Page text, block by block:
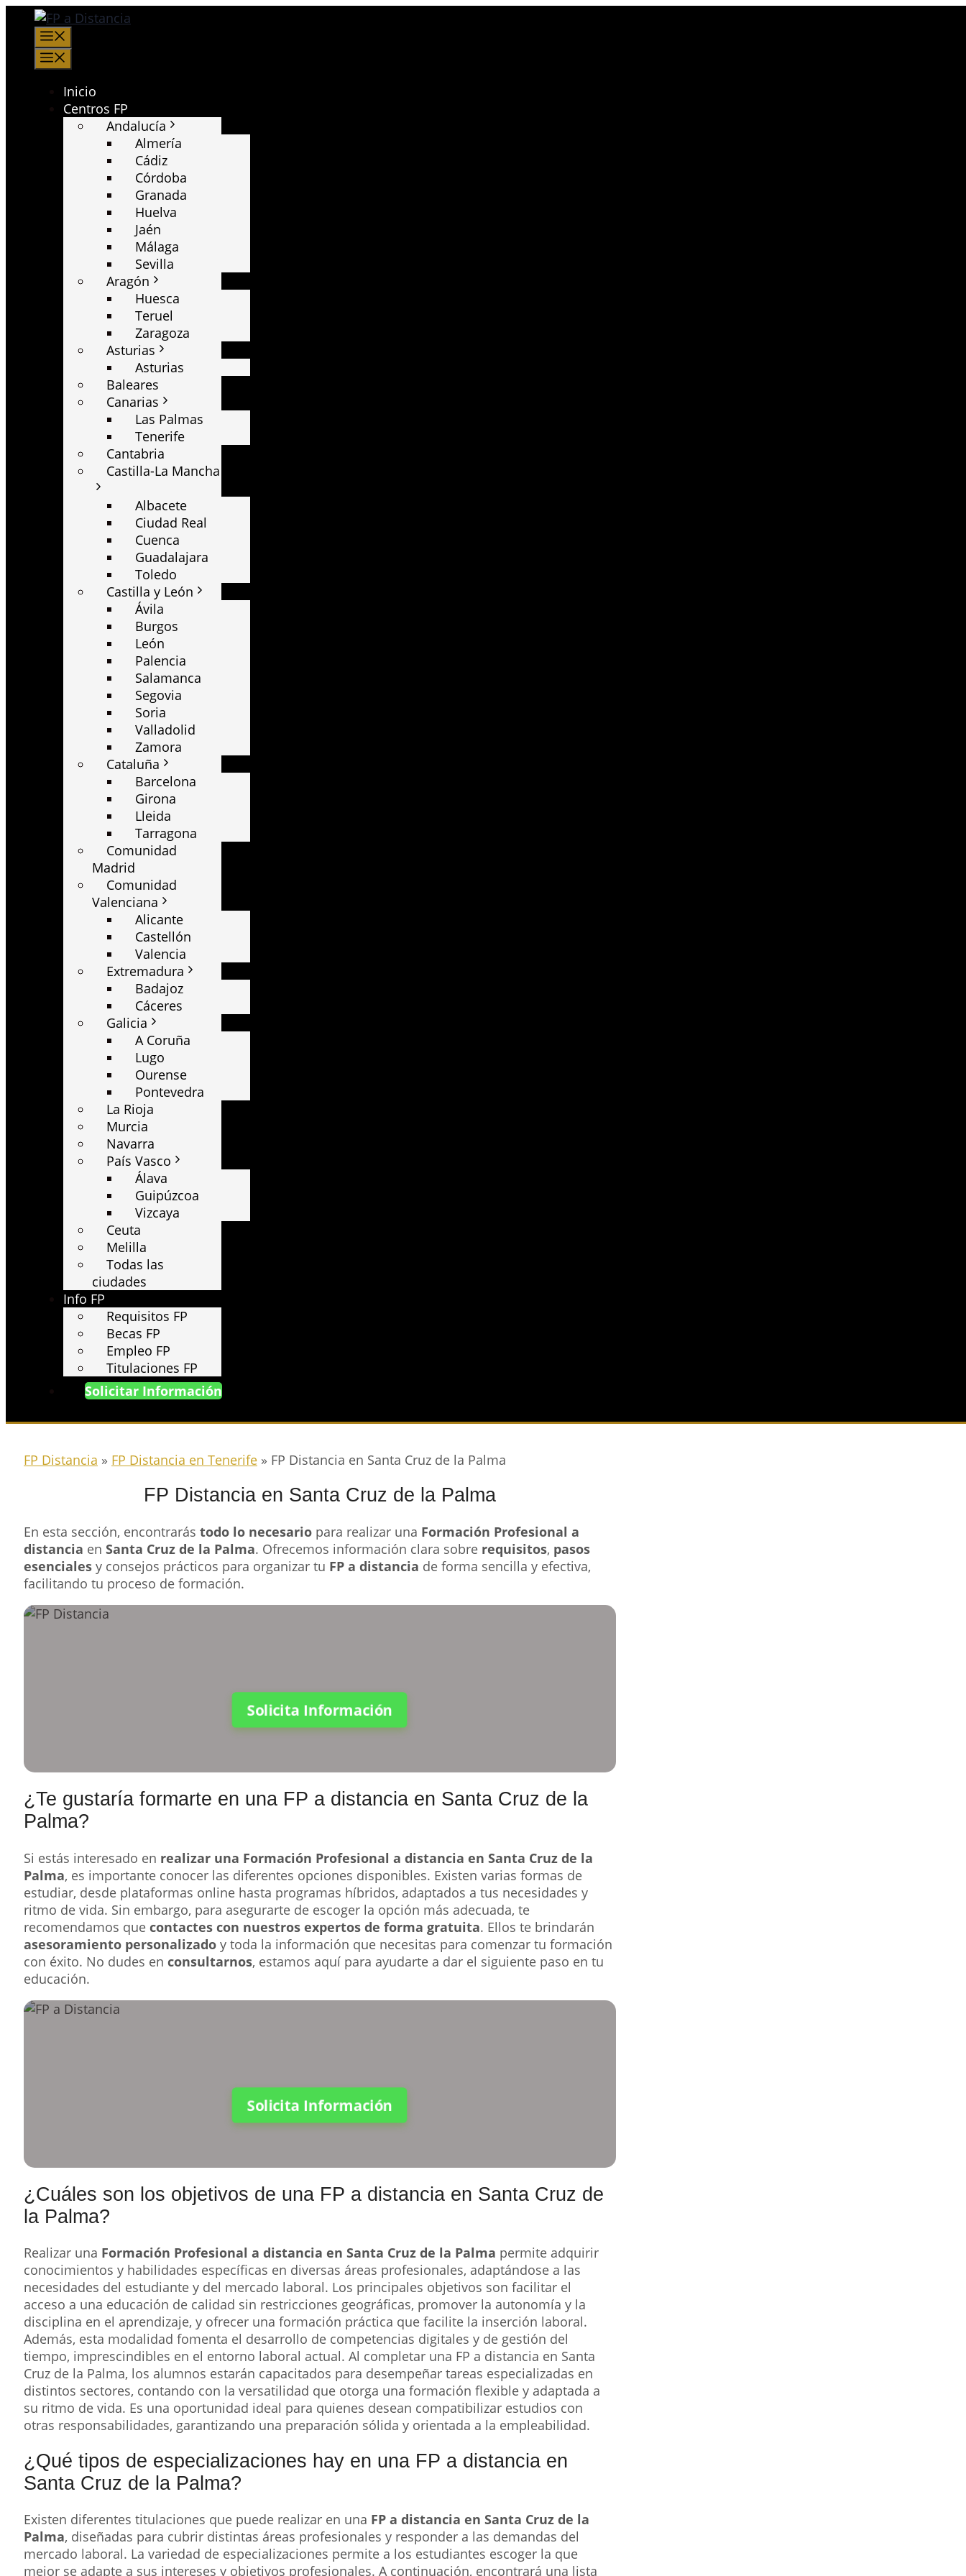
Saltar
contenido
Inicio
Centros FP
Andalucía
Almería
Cádiz
Córdoba
Granada
Huelva
Jaén
Málaga
Sevilla
Aragón
Huesca
Teruel
Zaragoza
Asturias
Asturias
Baleares
Canarias
Las Palmas
Tenerife
Cantabria
Castilla-La Mancha
Albacete
Ciudad Real
Cuenca
Guadalajara
Toledo
Castilla y León
Ávila
Burgos
León
Palencia
Salamanca
Segovia
Soria
Valladolid
Zamora
Cataluña
Barcelona
Girona
Lleida
Tarragona
Comunidad
Madrid
Comunidad
Valenciana
Alicante
Castellón
Valencia
Extremadura
Badajoz
Cáceres
Galicia
A Coruña
Lugo
Ourense
Pontevedra
La Rioja
Murcia
Navarra
País Vasco
Álava
Guipúzcoa
Vizcaya
Ceuta
Melilla
Todas las
ciudades
Info FP
Requisitos FP
Becas FP
Empleo FP
Titulaciones FP
Solicitar Información
FP Distancia » FP Distancia en Tenerife » FP Distancia en Santa Cruz de la Palma
FP Distancia en Santa Cruz de la Palma
En esta sección, encontrarás todo lo necesario para realizar una Formación Profesional a
distancia en Santa Cruz de la Palma. Ofrecemos información clara sobre requisitos, pasos
esenciales y consejos prácticos para organizar tu FP a distancia de forma sencilla y efectiva,
facilitando tu proceso de formación.
Solicita Información
¿Te gustaría formarte en una FP a distancia en Santa Cruz de la
Palma?
Si estás interesado en realizar una Formación Profesional a distancia en Santa Cruz de la
Palma, es importante conocer las diferentes opciones disponibles. Existen varias formas de
estudiar, desde plataformas online hasta programas híbridos, adaptados a tus necesidades y
ritmo de vida. Sin embargo, para asegurarte de escoger la opción más adecuada, te
recomendamos que contactes con nuestros expertos de forma gratuita. Ellos te brindarán
asesoramiento personalizado y toda la información que necesitas para comenzar tu formación
con éxito. No dudes en consultarnos, estamos aquí para ayudarte a dar el siguiente paso en tu
educación.
Solicita Información
¿Cuáles son los objetivos de una FP a distancia en Santa Cruz de
la Palma?
Realizar una Formación Profesional a distancia en Santa Cruz de la Palma permite adquirir
conocimientos y habilidades específicas en diversas áreas profesionales, adaptándose a las
necesidades del estudiante y del mercado laboral. Los principales objetivos son facilitar el
acceso a una educación de calidad sin restricciones geográficas, promover la autonomía y la
disciplina en el aprendizaje, y ofrecer una formación práctica que facilite la inserción laboral.
Además, esta modalidad fomenta el desarrollo de competencias digitales y de gestión del
tiempo, imprescindibles en el entorno laboral actual. Al completar una FP a distancia en Santa
Cruz de la Palma, los alumnos estarán capacitados para desempeñar tareas especializadas en
distintos sectores, contando con la versatilidad que otorga una formación flexible y adaptada a
su ritmo de vida. Es una oportunidad ideal para quienes desean compatibilizar estudios con
otras responsabilidades, garantizando una preparación sólida y orientada a la empleabilidad.
¿Qué tipos de especializaciones hay en una FP a distancia en
Santa Cruz de la Palma?
Existen diferentes titulaciones que puede realizar en una FP a distancia en Santa Cruz de la
Palma, diseñadas para cubrir distintas áreas profesionales y responder a las demandas del
mercado laboral. La variedad de especializaciones permite a los estudiantes escoger la que
mejor se adapte a sus intereses y objetivos profesionales. A continuación, encontrará una lista